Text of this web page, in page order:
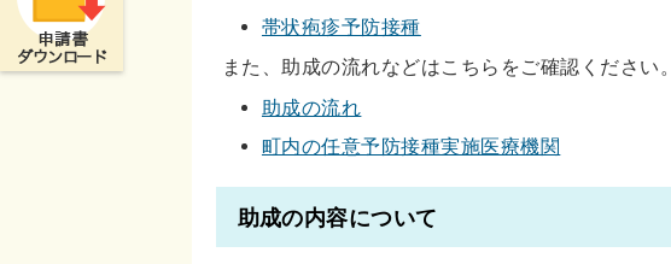
帯状疱疹予防接種
また、助成の流れなどはこちらをご確認ください。
助成の流れ
町内の任意予防接種実施医療機関
助成の内容について